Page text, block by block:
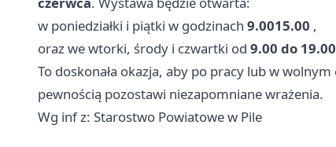
w poniedziałki i piątki w godzinach 9.0015.00 ,
oraz we wtorki, środy i czwartki od 9.00 do 19.00
To doskonała okazja, aby po pracy lub w
pewnością pozostawi niezapomniane wrażenia.
Wg inf z: Starostwo Powiatowe w Pile